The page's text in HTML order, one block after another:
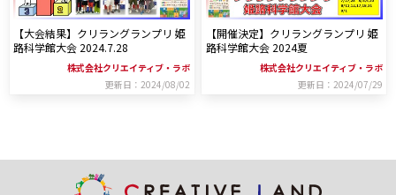
【大会結果】クリラングランプリ 姫
路科学館大会 2024.7.28
株式会社クリエイティブ・ラボ
更新日：2024/08/02
【開催決定】クリラングランプリ 姫
路科学館大会 2024夏
株式会社クリエイティブ・ラボ
更新日：2024/07/29